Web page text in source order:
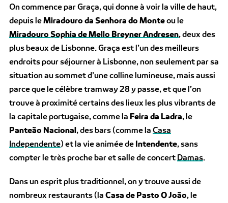
On commence par Graça, qui donne à voir la ville de haut,
depuis leMiradouro da Senhora do Monteou le
Miradouro Sophia de Mello Breyner Andresen, deux des
plus beaux de Lisbonne. Graça est l’un des meilleurs
endroits pour séjourner à Lisbonne, non seulement par sa
situation au sommet d’une colline lumineuse, mais aussi
parce que le célèbre tramway 28 y passe, et que l’on
trouve à proximité certains des lieux les plus vibrants de
la capitale portugaise, comme la Feira da Ladra, le
Panteão Nacional, des bars (comme la Casa
Independente) et la vie animée de Intendente, sans
compter le très proche bar et salle de concert Damas.
Dans un esprit plus traditionnel, on y trouve aussi de
nombreux restaurants (la Casa de Pasto O João, le